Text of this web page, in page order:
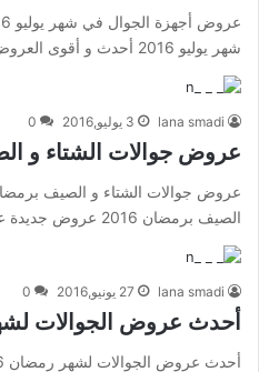
شهر يوليو 2016 أحدث و أقوى العروض الجديدة على…
lana smadi 3 يوليو,2016 0
عروض جوالات الشتاء و
الصيف برمضان 2016 عروض جديدة على أجهزة الجوال المتنوعة…
lana smadi 27 يونيو,2016 0
أحدث عروض الجوالات لشهر